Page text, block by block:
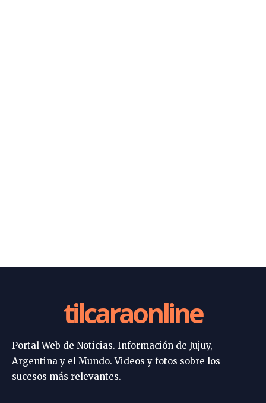
tilcaraonline
Portal Web de Noticias. Información de Jujuy,
Argentina y el Mundo. Videos y fotos sobre los
sucesos más relevantes.